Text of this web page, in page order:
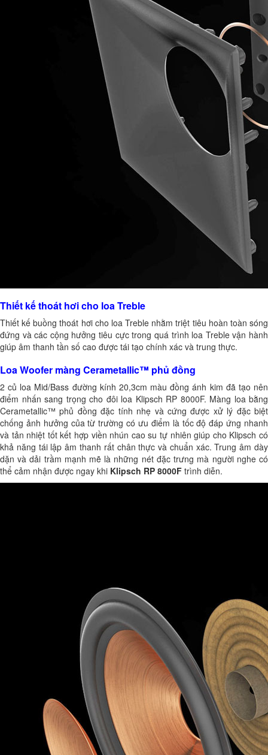
Thiết kế thoát hơi cho loa Treble
Thiết kế buồng thoát hơi cho loa Treble nhằm triệt tiêu hoàn toàn sóng
đứng và các cộng hưởng tiêu cực trong quá trình loa Treble vận hành
giúp âm thanh tần số cao được tái tạo chính xác và trung thực.
Loa Woofer màng Cerametallic™ phủ đồng
2 củ loa Mid/Bass đường kính 20,3cm màu đồng ánh kim đã tạo nên
điểm nhấn sang trọng cho đôi loa Klipsch RP 8000F. Màng loa bằng
Cerametallic™ phủ đồng đặc tính nhẹ và cứng được xử lý đặc biệt
chống ảnh hưởng của từ trường có ưu điểm là tốc độ đáp ứng nhanh
và tản nhiệt tốt kết hợp viền nhún cao su tự nhiên giúp cho Klipsch có
khả năng tái lập âm thanh rất chân thực và chuẩn xác. Trung âm dày
dặn và dải trầm mạnh mẽ là những nét đặc trưng mà người nghe có
thể cảm nhận được ngay khi Klipsch RP 8000F trình diễn.